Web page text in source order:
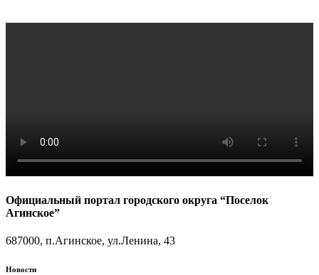
Официальный портал городского округа “Поселок
Агинское”
687000, п.Агинское, ул.Ленина, 43
Новости